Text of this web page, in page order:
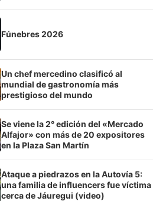
Fúnebres 2026
Un chef mercedino clasificó al
mundial de gastronomía más
prestigioso del mundo
Se viene la 2° edición del «Mercado
Alfajor» con más de 20 expositores
en la Plaza San Martín
Ataque a piedrazos en la Autovía 5:
una familia de influencers fue víctima
cerca de Jáuregui (video)